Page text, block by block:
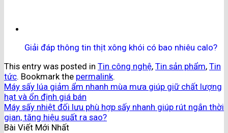
Giải đáp thông tin thịt xông khói có bao nhiêu calo?
This entry was posted in Tin công nghệ, Tin sản phẩm, Tin
tức. Bookmark the permalink.
Máy sấy lúa giảm ẩm nhanh mùa mưa giúp giữ chất lượng
hạt và ổn định giá bán
Máy sấy nhiệt đối lưu phù hợp sấy nhanh giúp rút ngắn thời
gian, tăng hiệu suất ra sao?
Bài Viết Mới Nhất